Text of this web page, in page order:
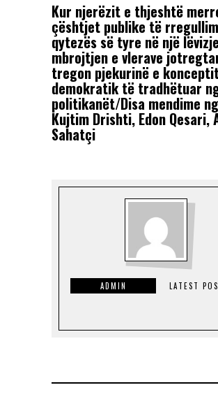
Kur njerëzit e thjeshtë
çështjet publike të
qytezës së tyre në një
mbrojtjen e vlerave
tregon pjekurinë e
demokratik të tradhëtuar
politikanët/Disa mendime
Kujtim Drishti, Edon Qesari,
Sahatçi
ADMIN LATEST